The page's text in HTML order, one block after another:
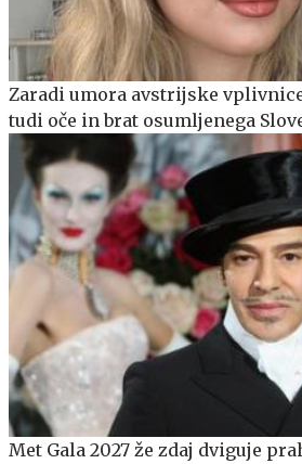
Zaradi umora avstrijske
tudi oče in brat osumljenega
Met Gala 2027 že zdaj dviguje